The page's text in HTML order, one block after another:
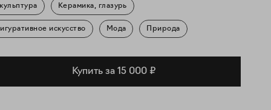
Керамика, глазурь
искусство Мода Природа
Купить за 15 000 ₽